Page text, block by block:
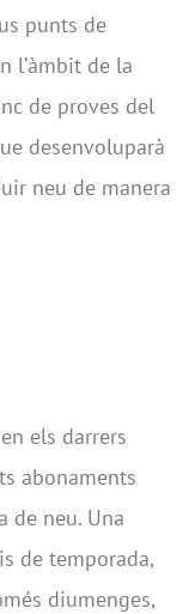
punts de
l’àmbit de la
de proves del
desenvoluparà
neu de manera
els darrers
abonaments
de neu. Una
de temporada,
diumenges,